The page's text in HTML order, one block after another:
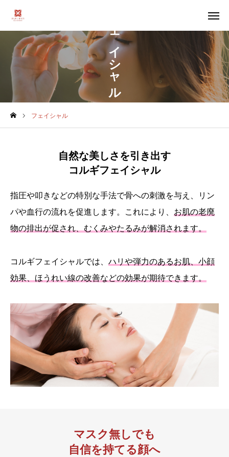
フェイシャル
フェイシャル
自然な美しさを引き出す
コルギフェイシャル
指圧や叩きなどの特別な手法で骨への刺激を与え、リン
パや血行の流れを促進します。これにより、 お肌の老廃
物の排出が促され、むくみやたるみが解消されます。
コルギフェイシャルでは、 ハリや弾力のあるお肌、小顔
効果、ほうれい線の改善などの効果が期待できます。
マスク無しでも
自信を持てる顔へ
WEB予約
オーナー アクセス
ホーム
スタッフ
アクセス